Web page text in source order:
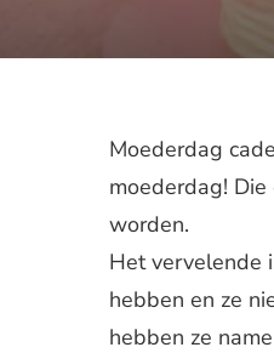
Moederdag
moederdag!
worden.
Het vervelende
hebben en ze
hebben ze